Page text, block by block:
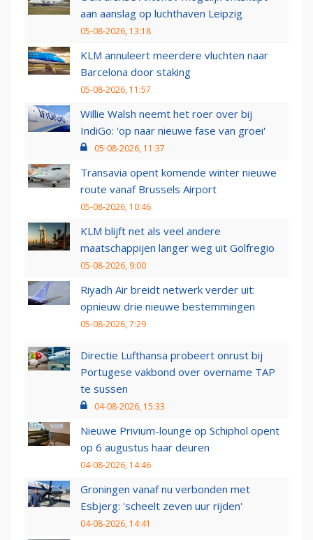
aan aanslag op luchthaven Leipzig
05-08-2026, 13:18
KLM annuleert meerdere vluchten naar
Barcelona door staking
05-08-2026, 11:57
Willie Walsh neemt het roer over bij
IndiGo: 'op naar nieuwe fase van groei'
05-08-2026, 11:37
Transavia opent komende winter nieuwe
route vanaf Brussels Airport
05-08-2026, 10:46
KLM blijft net als veel andere
maatschappijen langer weg uit Golfregio
05-08-2026, 9:00
Riyadh Air breidt netwerk verder uit:
opnieuw drie nieuwe bestemmingen
05-08-2026, 7:29
Directie Lufthansa probeert onrust bij
Portugese vakbond over overname TAP
te sussen
04-08-2026, 15:33
Nieuwe Privium-lounge op Schiphol opent
op 6 augustus haar deuren
04-08-2026, 14:46
Groningen vanaf nu verbonden met
Esbjerg: 'scheelt zeven uur rijden'
04-08-2026, 14:41